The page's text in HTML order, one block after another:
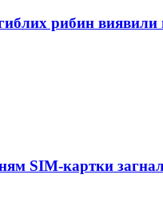
рибин виявили
SIM-картки